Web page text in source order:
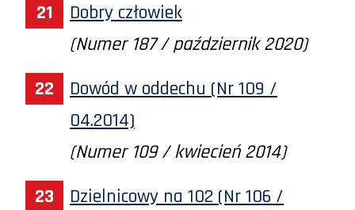
Dobry człowiek
(Numer 187 / październik 2020)
Dowód w oddechu (Nr 109 /
04.2014)
(Numer 109 / kwiecień 2014)
Dzielnicowy na 102 (Nr 106 /